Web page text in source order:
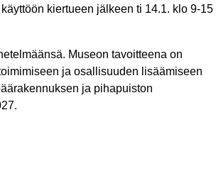
kiertueen jälkeen ti 14.1. klo 9-15
Museon tavoitteena on
ja osallisuuden lisäämiseen
ja pihapuiston